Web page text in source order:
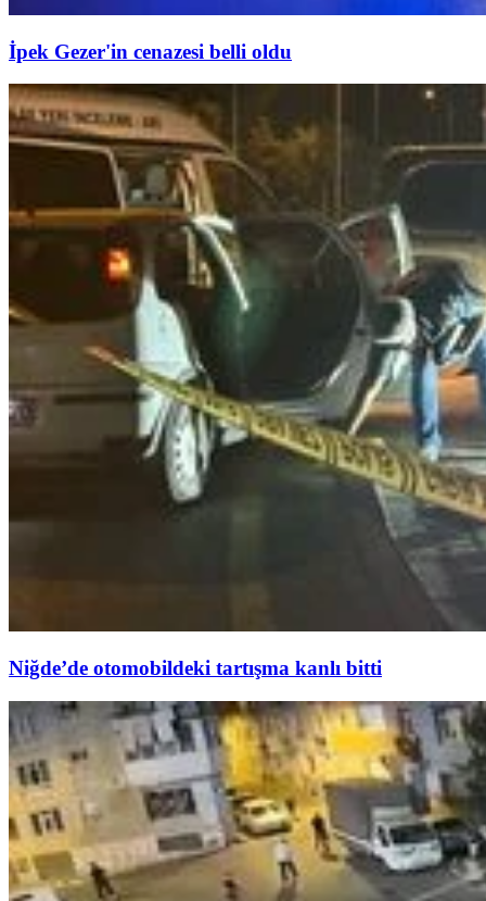
İpek Gezer'in cenazesi belli oldu
Niğde’de otomobildeki tartışma kanlı bitti